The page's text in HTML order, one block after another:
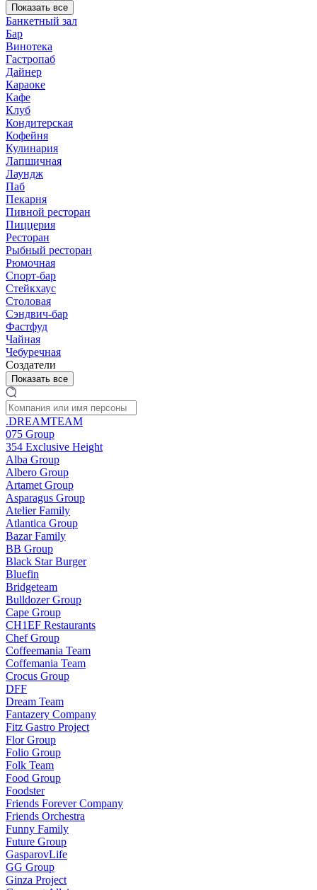
Показать все
Банкетный зал
Бар
Винотека
Гастропаб
Дайнер
Караоке
Кафе
Клуб
Кондитерская
Кофейня
Кулинария
Лапшичная
Лаундж
Паб
Пекарня
Пивной ресторан
Пиццерия
Ресторан
Рыбный ресторан
Рюмочная
Спорт-бар
Стейкхаус
Столовая
Сэндвич-бар
Фастфуд
Чайная
Чебуречная
Создатели
Показать все
.DREAMTEAM
075 Group
354 Exclusive Height
Alba Group
Albero Group
Artamet Group
Asparagus Group
Atelier Family
Atlantica Group
Bazar Family
BB Group
Black Star Burger
Bluefin
Bridgeteam
Bulldozer Group
Cape Group
CH1EF Restaurants
Chef Group
Coffeemania Team
Coffemania Team
Crocus Group
DFF
Dream Team
Fantazery Company
Fitz Gastro Project
Flor Group
Folio Group
Folk Team
Food Group
Foodster
Friends Forever Company
Friends Orchestra
Funny Family
Future Group
GasparovLife
GG Group
Ginza Project